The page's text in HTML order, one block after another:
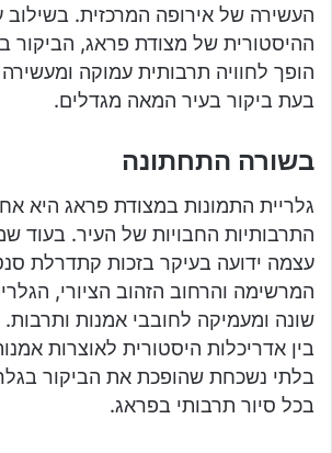
העשירה של אירופה המרכזית. בשילוב
ההיסטורית של מצודת פראג, הביקור
הופך לחוויה תרבותית עמוקה
בעת ביקור בעיר המאה מגדלים.
בשורה התחתונה
גלריית התמונות במצודת פראג היא
התרבותיות החבויות של העיר. בעוד
עצמה ידועה בעיקר בזכות קתדרלת
המרשימה והרחוב הזהוב הציורי,
שונה ומעמיקה לחובבי אמנות ותרבות.
בין אדריכלות היסטורית לאוצרות
בלתי נשכחת שהופכת את הביקור
בכל סיור תרבותי בפראג.